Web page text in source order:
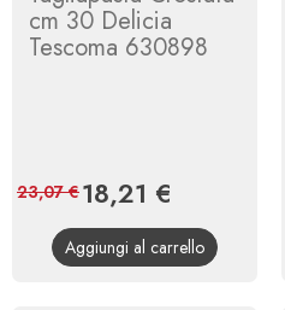
cm 30 Delicia
Tescoma 630898
Prezzo
18,21 €
base
23,07 €
Aggiungi al carrello